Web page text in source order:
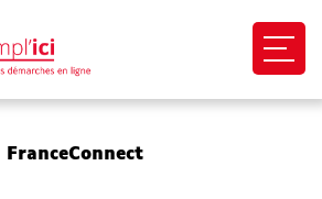
FranceConnect